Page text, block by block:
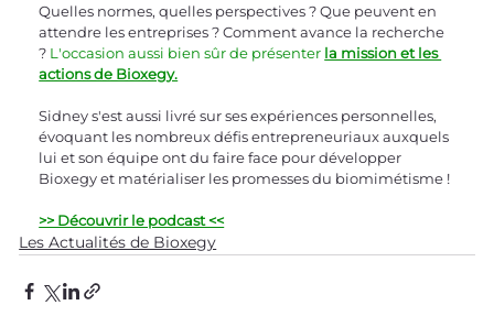
Quelles normes, quelles perspectives ? Que peuvent en
attendre les entreprises ? Comment avance la recherche
? L'occasion aussi bien sûr de présenter la mission et les
actions de Bioxegy.
Sidney s'est aussi livré sur ses expériences personnelles,
évoquant les nombreux défis entrepreneuriaux auxquels
lui et son équipe ont du faire face pour développer
Bioxegy et matérialiser les promesses du biomimétisme !
>> Découvrir le podcast <<
Les Actualités de Bioxegy